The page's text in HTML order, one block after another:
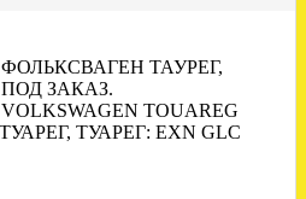
ТАУРЕГ,
ЗАКАЗ.
TOUAREG
ТУАРЕГ: EXN GLC